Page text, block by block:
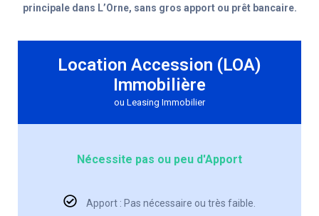
principale dans L’Orne, sans gros apport ou prêt bancaire.
Location Accession (LOA)
Immobilière
ou Leasing Immobilier
Nécessite pas ou peu d'Apport
Apport : Pas nécessaire ou très faible.